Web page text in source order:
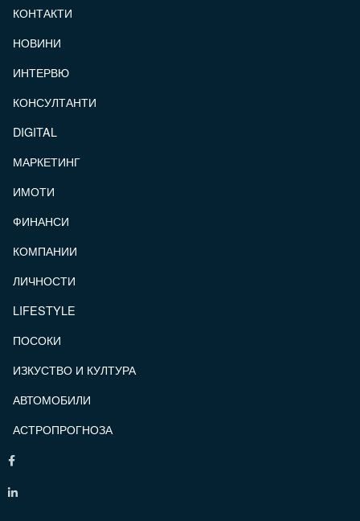
КОНТАКТИ
НОВИНИ
ИНТЕРВЮ
КОНСУЛТАНТИ
DIGITAL
МАРКЕТИНГ
ИМОТИ
ФИНАНСИ
КОМПАНИИ
ЛИЧНОСТИ
LIFESTYLE
ПОСОКИ
ИЗКУСТВО И КУЛТУРА
АВТОМОБИЛИ
АСТРОПРОГНОЗА